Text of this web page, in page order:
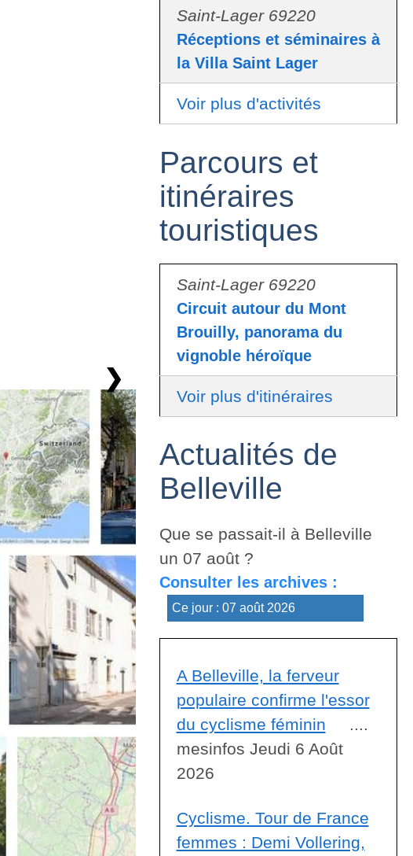
❯
Saint-Lager 69220
Réceptions et séminaires à
la Villa Saint Lager
Voir plus d'activités
Parcours et
itinéraires
touristiques
Saint-Lager 69220
Circuit autour du Mont
Brouilly, panorama du
vignoble héroïque
Voir plus d'itinéraires
Actualités de
Belleville
Que se passait-il à Belleville
un 07 août ?
Consulter les archives :
A Belleville, la ferveur
populaire confirme l'essor
du cyclisme féminin ....
mesinfos Jeudi 6 Août
2026
Cyclisme. Tour de France
femmes : Demi Vollering,